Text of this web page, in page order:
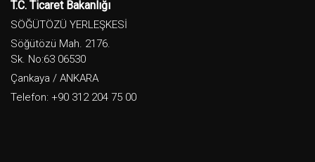
T.C. Ticaret Bakanlığı
SÖĞÜTÖZÜ YERLEŞKESİ
Söğütözü Mah. 2176.
Sk. No:63 06530
Çankaya / ANKARA
Telefon: +90 312 204 75 00